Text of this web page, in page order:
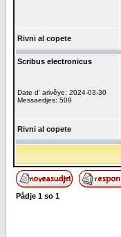
Rivni al copete
Scribus electronicus
Date d' arivêye: 2024-03-30
Messaedjes: 509
Rivni al copete
Pådje 1 so 1